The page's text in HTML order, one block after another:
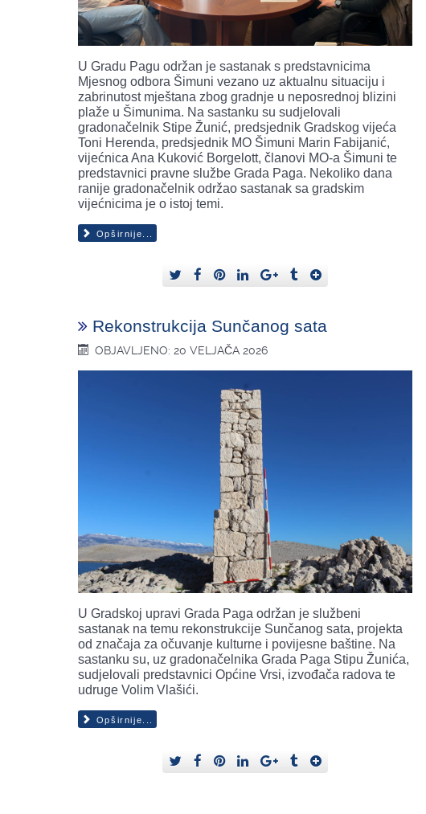
U Gradu Pagu održan je sastanak s predstavnicima
Mjesnog odbora Šimuni vezano uz aktualnu situaciju i
zabrinutost mještana zbog gradnje u neposrednoj blizini
plaže u Šimunima. Na sastanku su sudjelovali
gradonačelnik Stipe Žunić, predsjednik Gradskog vijeća
Toni Herenda, predsjednik MO Šimuni Marin Fabijanić,
vijećnica Ana Kuković Borgelott, članovi MO-a Šimuni te
predstavnici pravne službe Grada Paga. Nekoliko dana
ranije gradonačelnik održao sastanak sa gradskim
vijećnicima je o istoj temi.
Opširnije...
Rekonstrukcija Sunčanog sata
OBJAVLJENO: 20 VELJAČA 2026
U Gradskoj upravi Grada Paga održan je službeni
sastanak na temu rekonstrukcije Sunčanog sata, projekta
od značaja za očuvanje kulturne i povijesne baštine. Na
sastanku su, uz gradonačelnika Grada Paga Stipu Žunića,
sudjelovali predstavnici Općine Vrsi, izvođača radova te
udruge Volim Vlašići.
Opširnije...